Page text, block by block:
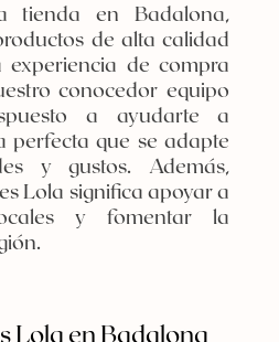
tienda en Badalona,
de alta calidad
de compra
conocedor equipo
a ayudarte a
perfecta que se adapte
y gustos. Además,
Lola significa apoyar a
y fomentar la
Lola en Badalona